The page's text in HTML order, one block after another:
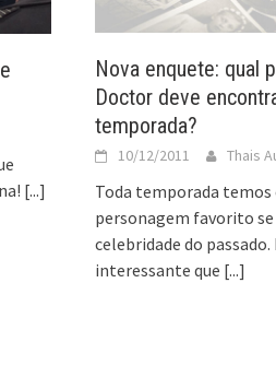
[...]
Nova enquete: qual
Doctor deve
temporada?
10/12/2011 Thais
Toda temporada temos
personagem favorito
celebridade do
interessante que [...]